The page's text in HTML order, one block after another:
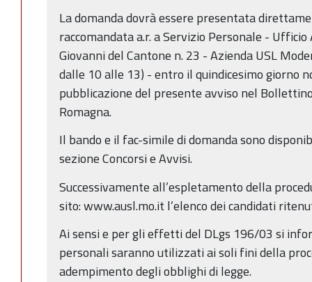
La domanda dovrà essere presentata
raccomandata a.r. a Servizio Personale -
Giovanni del Cantone n. 23 - Azienda USL
dalle 10 alle 13) - entro il quindicesimo giorno
pubblicazione del presente avviso nel
Romagna.
Il bando e il fac-simile di domanda sono
sezione Concorsi e Avvisi.
Successivamente all’espletamento della
sito: www.ausl.mo.it l’elenco dei candidati
Ai sensi e per gli effetti del DLgs 196/03 si
personali saranno utilizzati ai soli fini della
adempimento degli obblighi di legge.